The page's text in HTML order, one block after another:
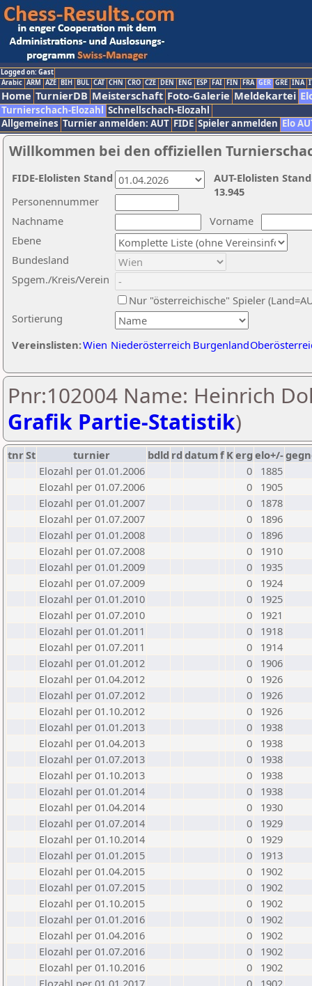
Logged on: Gast
Arabic ARM AZE BIH BUL CAT CHN CRO CZE DEN ENG ESP FAI FIN FRA GER GRE INA
Home TurnierDB Meisterschaft Foto-Galerie Meldekartei
Turnierschach-Elozahl Schnellschach-Elozahl
Allgemeines Turnier anmelden: AUT FIDE Spieler anmelden Elo
Willkommen bei den offiziellen
Nachname
Vorname
Ebene
Sortierung
Personennummer
Bundesland
Spgem./Kreis/Verein
Nur "österreichische" Spieler
Vereinslisten:Wien Niederösterreich Burgenland
AUT-Elolisten
13.945
FIDE-Elolisten Stand
Pnr:102004 Name: Heinrich
Grafik Partie-Statistik)
tnrSt turnier bdld rd datumf Kerg elo+/-
Elozahl per 01.01.2006
0
1885
Elozahl per 01.07.2006
0
1905
Elozahl per 01.01.2007
0
1878
Elozahl per 01.07.2007
0
1896
Elozahl per 01.01.2008
0
1896
Elozahl per 01.07.2008
0
1910
Elozahl per 01.01.2009
0
1935
Elozahl per 01.07.2009
0
1924
Elozahl per 01.01.2010
0
1925
Elozahl per 01.07.2010
0
1921
Elozahl per 01.01.2011
0
1918
Elozahl per 01.07.2011
0
1914
Elozahl per 01.01.2012
0
1906
Elozahl per 01.04.2012
0
1926
Elozahl per 01.07.2012
0
1926
Elozahl per 01.10.2012
0
1926
Elozahl per 01.01.2013
0
1938
Elozahl per 01.04.2013
0
1938
Elozahl per 01.07.2013
0
1938
Elozahl per 01.10.2013
0
1938
Elozahl per 01.01.2014
0
1938
Elozahl per 01.04.2014
0
1930
Elozahl per 01.07.2014
0
1929
Elozahl per 01.10.2014
0
1929
Elozahl per 01.01.2015
0
1913
Elozahl per 01.04.2015
0
1902
Elozahl per 01.07.2015
0
1902
Elozahl per 01.10.2015
0
1902
Elozahl per 01.01.2016
0
1902
Elozahl per 01.04.2016
0
1902
Elozahl per 01.07.2016
0
1902
Elozahl per 01.10.2016
0
1902
Elozahl per 01.01.2017
0
1902